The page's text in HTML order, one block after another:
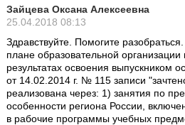
Зайцева Оксана Алексеевна
25.04.2018 08:13
Здравствуйте. Помогите
плане образовательной
результатах освоения выпускником
от 14.02.2014 г. № 115 записи
реализована через: 1) занятия по
особенности региона России,
в рабочие программы учебных